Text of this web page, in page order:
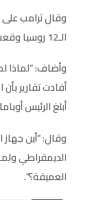
وقال ترامب
الـ12 روسيا وقعت في عهد إدارة أوباما وليس إدارة ترامب”.
وأضاف: “لماذا
أفادت تقارير
أبلغ الرئيس
وقال: “أين جهاز
الديمقراطي
العميقة؟”.